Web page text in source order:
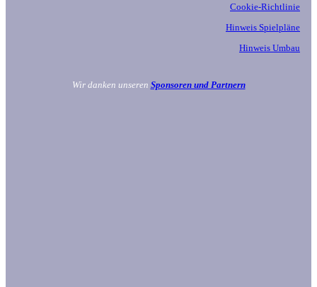
Cookie-Richtlinie
Hinweis Spielpläne
Hinweis Umbau
Wir danken unseren Sponsoren und Partnern